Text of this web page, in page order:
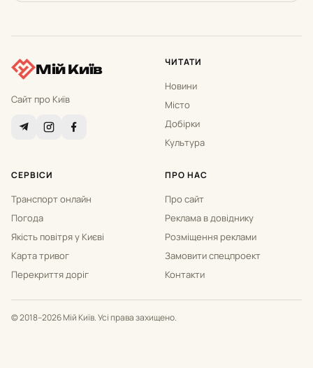
Мій Київ
Сайт про Київ
ЧИТАТИ
Новини
Місто
Добірки
Культура
СЕРВІСИ
Транспорт онлайн
Погода
Якість повітря у Києві
Карта тривог
Перекриття доріг
ПРО НАС
Про сайт
Реклама в довіднику
Розміщення реклами
Замовити спецпроект
Контакти
© 2018–2026 Мій Київ. Усі права захищено.